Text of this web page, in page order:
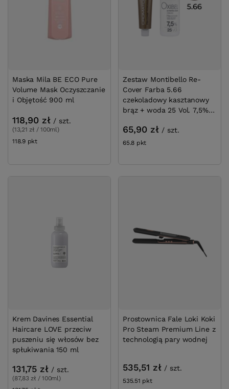
Maska Mila BE ECO Pure
Volume Mask Oczyszczanie
i Objętość 900 ml
118,90 zł / szt.
(13,21 zł / 100ml)
118.9 pktpunktów
Zestaw Montibello Re-
Cover Farba 5.66
czekoladowy kasztanowy
brąz + woda 25 Vol. 7,5%
65,90 zł / szt.
65.8 pkt
Krem Davines Essential
Haircare LOVE przeciw
puszeniu się włosów bez
spłukiwania 150 ml
131,75 zł / szt.
(87,83 zł / 100ml)
Prostownica Fale Loki Koki
Pro Steam Premium Line z
technologią pary wodnej
535,51 zł / szt.
535.51 pktpunktów